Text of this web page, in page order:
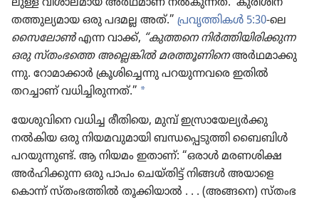
ലുള്ള വിശാ​ല​മായ അർഥമാണ്‌ നൽകു​ന്നത്‌. ‘കുരി​ശിന്‌’
തത്തുല്യ​മായ ഒരു പദമല്ല അത്‌.” പ്രവൃ​ത്തി​കൾ 5:30-ലെ
സൈ​ലോൺഎന്ന വാക്ക്‌, “കുത്തനെ നിർത്തി​യി​രി​ക്കുന്ന
ഒരു സ്‌തം​ഭത്തെ അല്ലെങ്കിൽ മരത്തൂ​ണി​നെഅർഥമാ​ക്കു​
ന്നു. റോമാ​ക്കാർ ക്രൂശി​ച്ചെന്നു പറയു​ന്ന​വരെ ഇതിൽ
തറച്ചാണ്‌ വധിച്ചി​രു​ന്നത്‌.” a
യേശു​വി​നെ വധിച്ച രീതിയെ, മുമ്പ്‌ ഇസ്രാ​യേ​ല്യർക്കു
നൽകിയ ഒരു നിയമ​വു​മാ​യി ബന്ധപ്പെ​ടു​ത്തി ബൈബിൾ
പറയു​ന്നുണ്ട്‌. ആ നിയമം ഇതാണ്‌: “ഒരാൾ മരണശിക്ഷ
അർഹി​ക്കുന്ന ഒരു പാപം ചെയ്‌തിട്ട്‌ നിങ്ങൾ അയാളെ
കൊന്ന്‌ സ്‌തം​ഭ​ത്തിൽ തൂക്കി​യാൽ . . . (അങ്ങനെ) സ്‌തം​ഭ​